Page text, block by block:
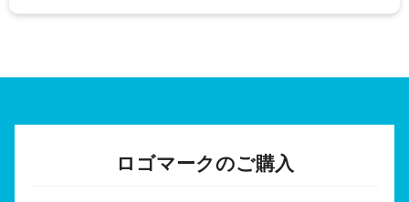
ロゴマークのご購入